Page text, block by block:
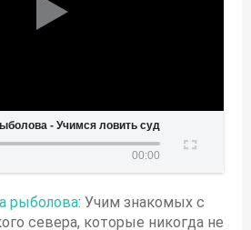
- Учимся ловить судака
00:00
рыболова: Учим знакомых с
севера, которые никогда не